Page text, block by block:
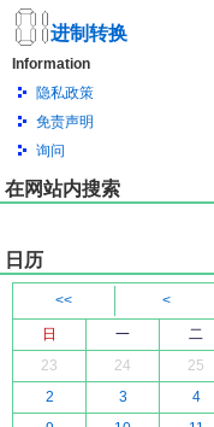
进制转换
Information
隐私政策
免责声明
询问
在网站内搜索
日历
<< <
日
一 二
23
24 25
2
3 4